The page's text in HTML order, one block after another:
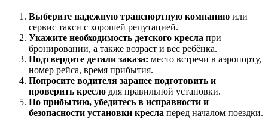
Выберите надежную транспортную компанию или
сервис такси с хорошей репутацией.
Укажите необходимость детского кресла при
бронировании, а также возраст и вес ребёнка.
Подтвердите детали заказа: место встречи в аэропорту,
номер рейса, время прибытия.
Попросите водителя заранее подготовить и
проверить кресло для правильной установки.
По прибытию, убедитесь в исправности и
безопасности установки кресла перед началом поездки.